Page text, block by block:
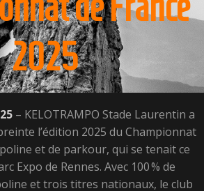
2025
– KELOTRAMPO Stade Laurentin a
l’édition 2025 du Championnat
et de parkour, qui se tenait ce
Expo de Rennes. Avec 100 % de
et trois titres nationaux, le club
des plus belles performances de